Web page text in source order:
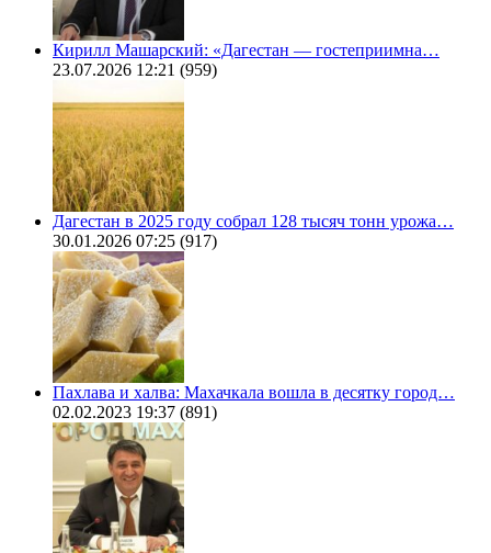
Кирилл Машарский: «Дагестан — гостеприимна…
23.07.2026 12:21 (959)
Дагестан в 2025 году собрал 128 тысяч тонн урожа…
30.01.2026 07:25 (917)
Пахлава и халва: Махачкала вошла в десятку город…
02.02.2023 19:37 (891)